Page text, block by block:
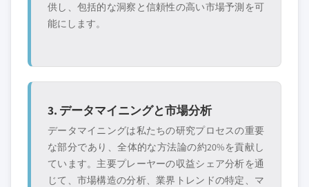
供し、包括的な洞察と信頼性の高い市場予測を可
能にします。
3. データマイニングと市場分析
データマイニングは私たちの研究プロセスの重要
な部分であり、全体的な方法論の約20%を貢献し
ています。主要プレーヤーの収益シェア分析を通
じて、市場構造の分析、業界トレンドの特定、マ